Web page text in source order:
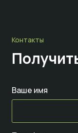
Контакты
Ваше имя